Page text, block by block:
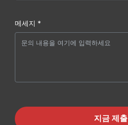
메세지 *
지금 제출